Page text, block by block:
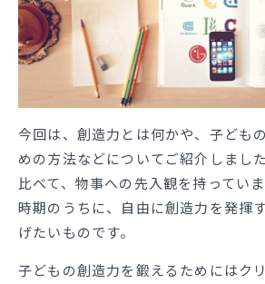
今回は、創造力とは何かや、子ども
めの方法などについてご紹介しまし
比べて、物事への先入観を持ってい
時期のうちに、自由に創造力を発揮
げたいものです。
子どもの創造力を鍛えるためにはク